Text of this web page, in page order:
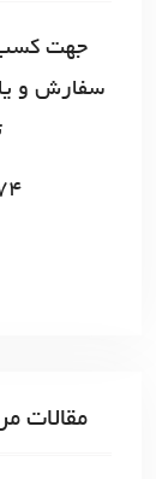
جهت کسب
سفارش و
مقالات